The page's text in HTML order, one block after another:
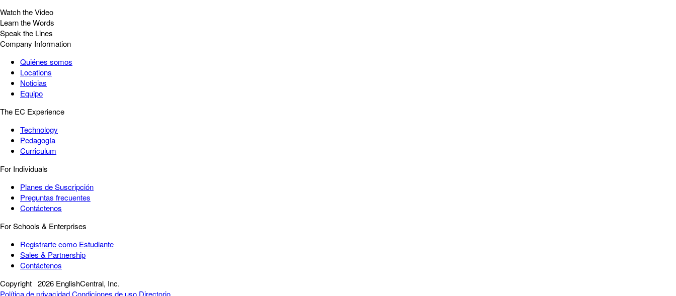
Watch the Video
Learn the Words
Speak the Lines
Company Information
Quiénes somos
Locations
Noticias
Equipo
The EC Experience
Technology
Pedagogía
Curriculum
For Individuals
Planes de Suscripción
Preguntas frecuentes
Contáctenos
For Schools & Enterprises
Registrarte como Estudiante
Sales & Partnership
Contáctenos
Copyright 2026 EnglishCentral, Inc.